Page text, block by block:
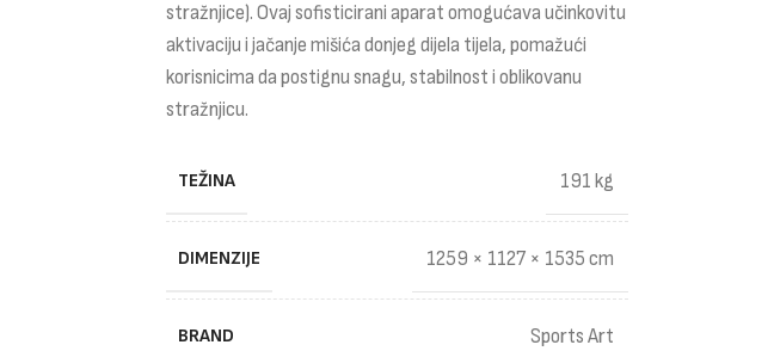
stražnjice). Ovaj sofisticirani aparat omogućava učinkovitu
aktivaciju i jačanje mišića donjeg dijela tijela, pomažući
korisnicima da postignu snagu, stabilnost i oblikovanu
stražnjicu.
TEŽINA 191 kg
DIMENZIJE 1259 × 1127 × 1535 cm
BRAND Sports Art